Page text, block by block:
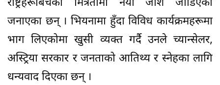
राष्ट्रहरूबिचको मित्रतामा नयाँ जोश जोडिएको
जनाएका छन् । भियनामा हुँदा विविध कार्यक्रमहरूमा
भाग लिएकोमा खुसी व्यक्त गर्दै उनले च्यान्सेलर,
अस्ट्रिया सरकार र जनताको आतिथ्य र स्नेहका लागि
धन्यवाद दिएका छन् ।